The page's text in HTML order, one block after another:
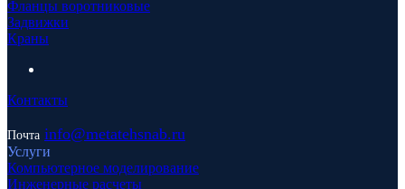
Фланцы воротниковые
Задвижки
Краны
Контакты
Почта info@metatehsnab.ru
Услуги
Компьютерное моделирование
Инженерные расчеты